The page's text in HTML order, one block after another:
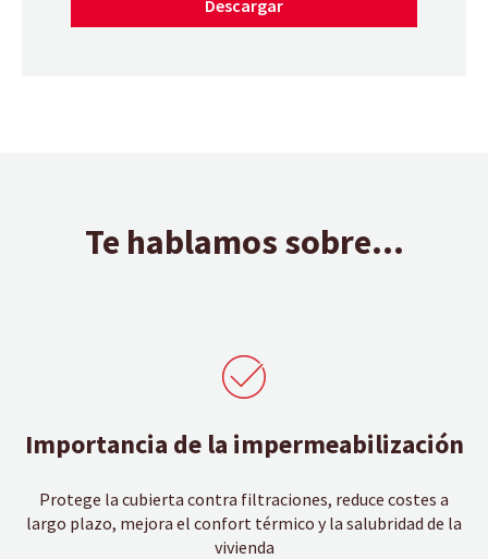
Te hablamos sobre...
Importancia de la impermeabilización
Protege la cubierta contra filtraciones, reduce costes a
largo plazo, mejora el confort térmico y la salubridad de la
vivienda